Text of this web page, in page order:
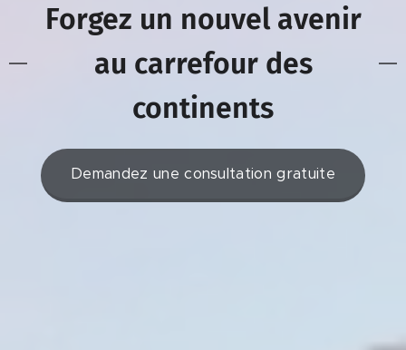
Forgez un nouvel avenir
au carrefour des
continents
Demandez une consultation gratuite